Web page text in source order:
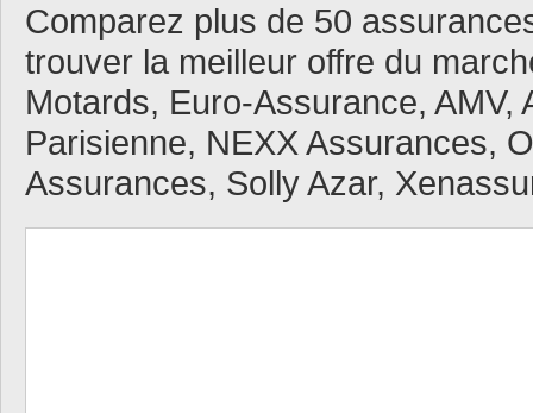
Comparez plus de 50
trouver la meilleur offre du
Motards, Euro-Assurance,
Parisienne, NEXX Assurances,
Assurances, Solly Azar,